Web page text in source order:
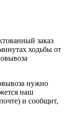
заказ
ходьбы от
нужно
наш
и сообщит,